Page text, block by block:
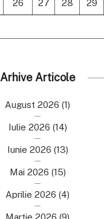
26 27 28 29
Arhive Articole
August 2026 (1)
Iulie 2026 (14)
Iunie 2026 (13)
Mai 2026 (15)
Aprilie 2026 (4)
Martie 2026 (9)